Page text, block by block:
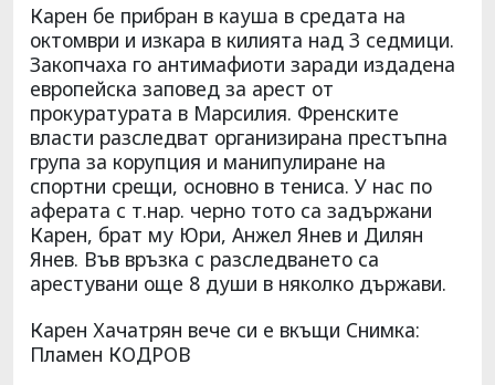
Карен бе прибран в кауша в средата на
октомври и изкара в килията над 3 седмици.
Закопчаха го антимафиоти заради издадена
европейска заповед за арест от
прокуратурата в Марсилия. Френските
власти разследват организирана престъпна
група за корупция и манипулиране на
спортни срещи, основно в тениса. У нас по
аферата с т.нар. черно тото са задържани
Карен, брат му Юри, Анжел Янев и Дилян
Янев. Във връзка с разследването са
арестувани още 8 души в няколко държави.
Карен Хачатрян вече си е вкъщи Снимка:
Пламен КОДРОВ